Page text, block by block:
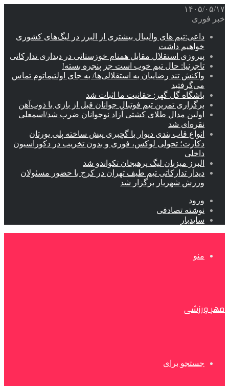
۱۴۰۵/۰۵/۱۷
خبر فوری
داعی:تیم های والیبال بیشتری از البرز در لیگ‌های کشوری
خواهیم داشت
پیروزی استقلال مقابل همنام خوزستانی در دیداری تدارکاتی
تاجرنیا: حال تیم خوب است جز پنجره بسته!
واکنش تند رضاییان به استقلالی‌ها/ به جای اولتیماتوم تماس
می‌گرفتید
باشگاه گل گهر: حقانیت ما اثبات شد
برگزاری تمرین تیم فوتبال جوانان قبل از بازی با ذوب‌آهن
اولین مدال طلای کشتی آزاد نوجوانان ضرب شد/اسمعلی
نقره‌ای شد
انواع قاب بندی دیوار با گچبری پیش ساخته پلی یورتان
دکارت؛ تحولی لوکس، فوری و بدون تخریب در دکوراسیون
داخلی
البرز میزبان لیگ پرهیجان تکواندو شد
دیدار تدارکاتی تیم طیف تهران در کرج با حضور مسئولان
ورزش شهریار برگزار شد
ورود
نوشته تصادفی
سایدبار
منو
مهر ورزشی
جستجو برای